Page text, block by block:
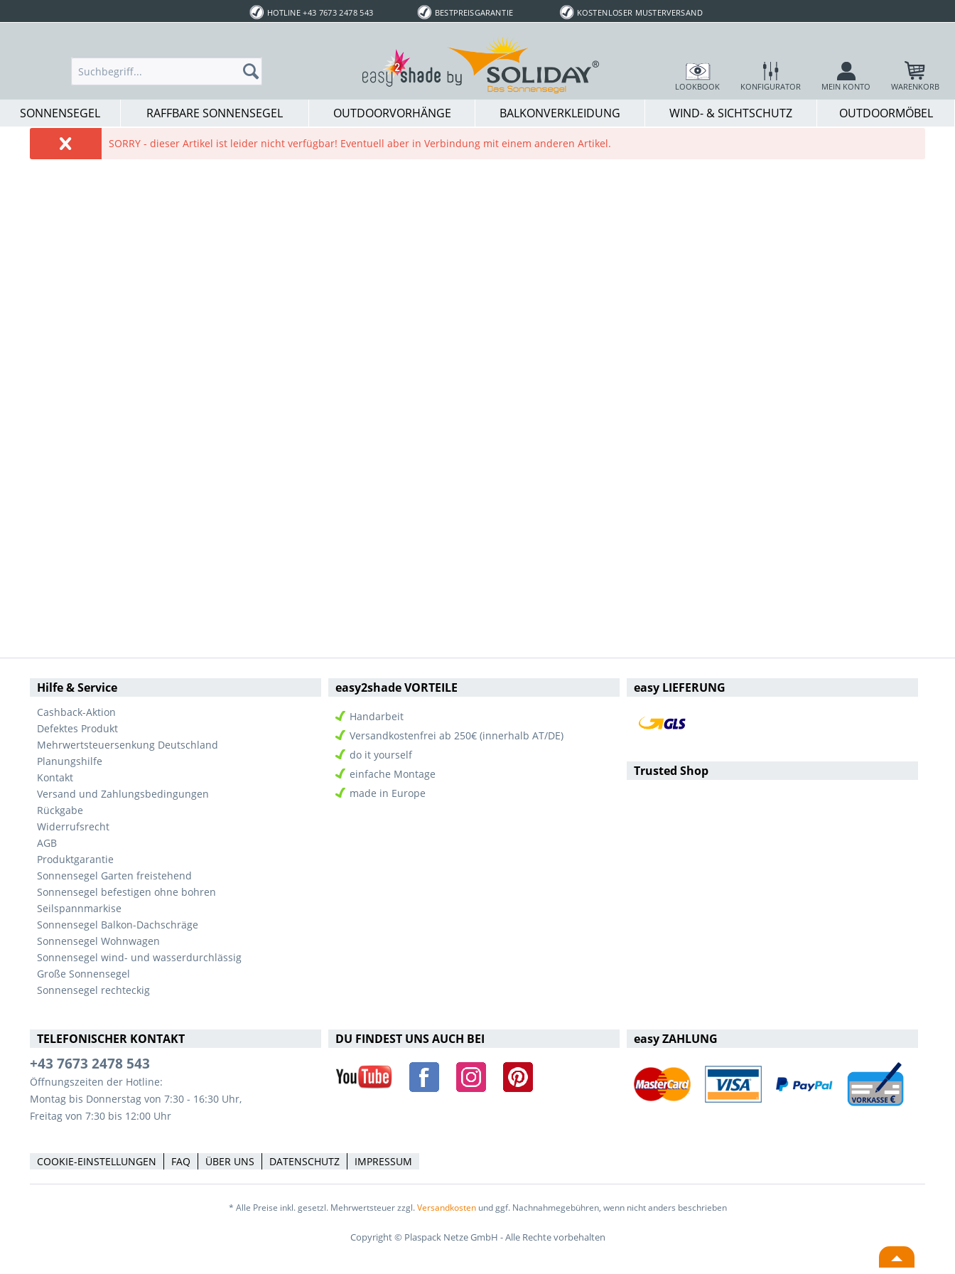
HOTLINE +43 7673 2478 543 BESTPREISGARANTIE KOSTENLOSER MUSTERVERSAND
LOOKBOOK KONFIGURATOR MEIN KONTO WARENKORB
SONNENSEGEL RAFFBARE SONNENSEGEL OUTDOORVORHÄNGE BALKONVERKLEIDUNG WIND- & SICHTSCHUTZ OUTDOORMÖBEL
SORRY - dieser Artikel ist leider nicht verfügbar! Eventuell aber in Verbindung mit einem anderen Artikel.
Hilfe & Service
Cashback-Aktion
Defektes Produkt
Mehrwertsteuersenkung Deutschland
Planungshilfe
Kontakt
Versand und Zahlungsbedingungen
Rückgabe
Widerrufsrecht
AGB
Produktgarantie
Sonnensegel Garten freistehend
Sonnensegel befestigen ohne bohren
Seilspannmarkise
Sonnensegel Balkon-Dachschräge
Sonnensegel Wohnwagen
Sonnensegel wind- und wasserdurchlässig
Große Sonnensegel
Sonnensegel rechteckig
easy2shade VORTEILE
Handarbeit
Versandkostenfrei ab 250€ (innerhalb AT/DE)
do it yourself
einfache Montage
made in Europe
easy LIEFERUNG
Trusted Shop
TELEFONISCHER KONTAKT
+43 7673 2478 543
Öffnungszeiten der Hotline:
Montag bis Donnerstag von 7:30 - 16:30 Uhr,
Freitag von 7:30 bis 12:00 Uhr
DU FINDEST UNS AUCH BEI easy ZAHLUNG
COOKIE-EINSTELLUNGEN FAQ ÜBER UNS DATENSCHUTZ IMPRESSUM
* Alle Preise inkl. gesetzl. Mehrwertsteuer zzgl.Versandkostenund ggf. Nachnahmegebühren, wenn nicht anders beschrieben
Copyright © Plaspack Netze GmbH - Alle Rechte vorbehalten